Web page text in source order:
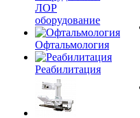
ЛОР
оборудование
Офтальмология
Реабилитация